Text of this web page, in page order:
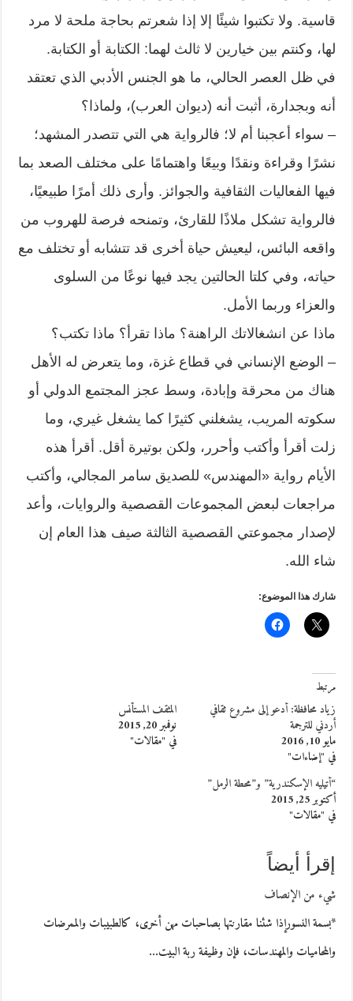
قاسية. ولا تكتبوا شيئًا إلا إذا شعرتم بحاجة ملحة لا مرد
لها، وكنتم بين خيارين لا ثالث لهما: الكتابة أو الكتابة.
في ظل العصر الحالي، ما هو الجنس الأدبي الذي تعتقد
أنه وبجدارة، أثبت أنه (ديوان العرب)، ولماذا؟
– سواء أعجبنا أم لا؛ فالرواية هي التي تتصدر المشهد؛
نشرًا وقراءة ونقدًا وبيعًا واهتمامًا على مختلف الصعد بما
فيها الفعاليات الثقافية والجوائز. وأرى ذلك أمرًا طبيعيًا،
فالرواية تشكل ملاذًا للقارئ، وتمنحه فرصة للهروب من
واقعه البائس، ليعيش حياة أخرى قد تتشابه أو تختلف مع
حياته، وفي كلتا الحالتين يجد فيها نوعًا من السلوى
والعزاء وربما الأمل.
ماذا عن انشغالاتك الراهنة؟ ماذا تقرأ؟ ماذا تكتب؟
– الوضع الإنساني في قطاع غزة، وما يتعرض له الأهل
هناك من محرقة وإبادة، وسط عجز المجتمع الدولي أو
سكوته المريب، يشغلني كثيرًا كما يشغل غيري، وما
زلت أقرأ وأكتب وأحرر، ولكن بوتيرة أقل. أقرأ هذه
الأيام رواية «المهندس» للصديق سامر المجالي، وأكتب
مراجعات لبعض المجموعات القصصية والروايات، وأعد
لإصدار مجموعتي القصصية الثالثة صيف هذا العام إن
شاء الله.
شارك هذا الموضوع:
مرتبط
زياد محافظة: أدعو إلى مشروع ثقافي
أردني للترجمة
مايو 10, 2016
في "إضاءات"
المثقف المستأنس
نوفمبر 20, 2015
في "مقالات"
“أتيليه الإسكندرية” و”محطة الرمل”
أكتوبر 25, 2015
في "مقالات"
إقرأ أيضاً
شيء من الإنصاف
*بسمة النسورإذا شئنا مقارنتها بصاحبات مهن أخرى، كالطبيبات والممرضات
والمحاميات والمهندسات، فإن وظيفة ربة البيت…